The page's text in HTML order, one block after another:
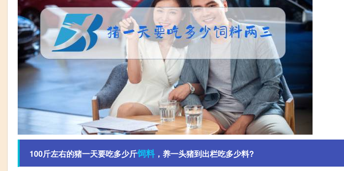
100斤左右的猪一天要吃多少斤饲料 ，养一头猪到出栏吃多少料?